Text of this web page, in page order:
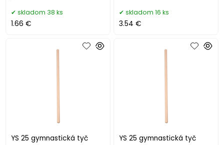
skladom 38 ks
1.66 €
skladom 16 ks
3.54 €
YS 25 gymnastická tyč YS 25 gymnastická tyč